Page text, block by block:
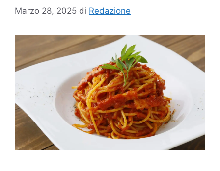
Marzo 28, 2025 di Redazione